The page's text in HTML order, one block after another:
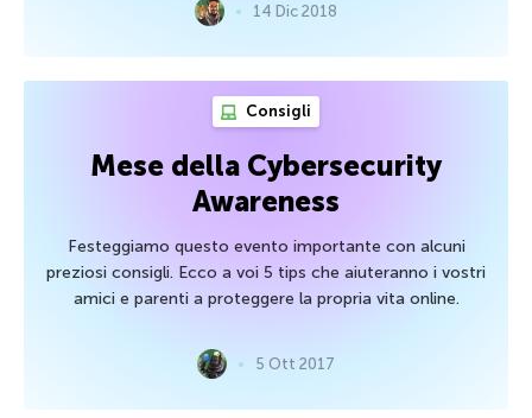
14 Dic 2018
Consigli
Mese della Cybersecurity
Awareness
Festeggiamo questo evento importante con alcuni
preziosi consigli. Ecco a voi 5 tips che aiuteranno i vostri
amici e parenti a proteggere la propria vita online.
5 Ott 2017